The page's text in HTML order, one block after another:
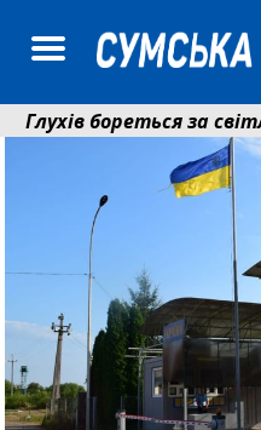
бореться за світло:
фонд Сумщини